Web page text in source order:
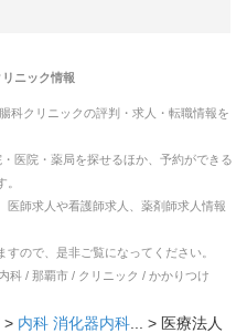
ニック情報
科クリニックの評判・求人・転職情報を
医院・薬局を探せるほか、予約ができる
医師求人や看護師求人、薬剤師求人情報
ので、是非ご覧になってください。
科 / 那覇市 / クリニック / かかりつけ
> 内科 消化器内科 ... > 医療法人